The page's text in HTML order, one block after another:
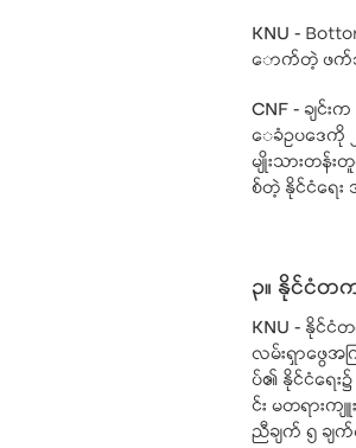
KNU -
ောက်တဲ့ ဖက်ဒ
CNF - ချင်း
ေခံဥပဒေကို
မျိုးသားတန်
စ်တဲ့ နိုင်ငံရေ
၃။ နိုင်ငံတ
KNU - နိုင်ငံ
လမ်းရှာဖွေအ
ပ်၏ နိုင်ငံရေး
င်း မတရားက
ညီချက် ၅ ခ